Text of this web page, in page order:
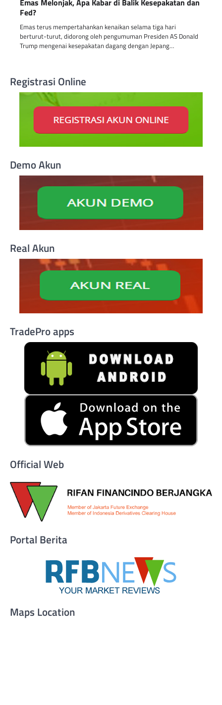
Emas Melonjak, Apa Kabar di Balik Kesepakatan dan
Fed?
Emas terus mempertahankan kenaikan selama tiga hari
berturut-turut, didorong oleh pengumuman Presiden AS Donald
Trump mengenai kesepakatan dagang dengan Jepang…
Registrasi Online
Demo Akun
Real Akun
TradePro apps
Official Web
Portal Berita
Maps Location